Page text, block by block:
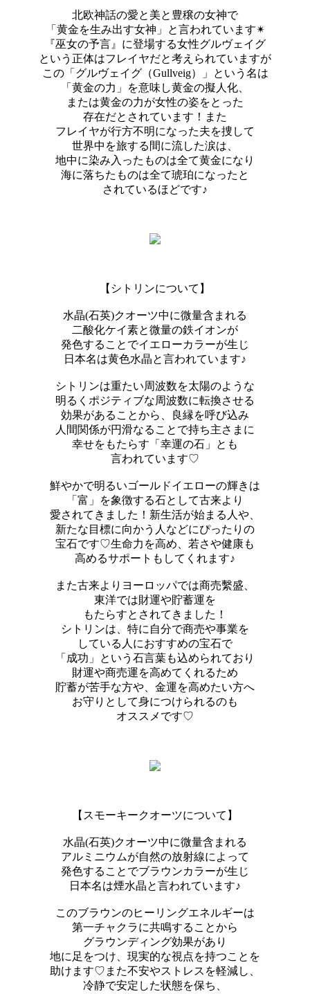
北欧神話の愛と美と豊穣の女神で
「黄金を生み出す女神」と言われています✴︎
『巫女の予言』に登場する女性グルヴェイグ
という正体はフレイヤだと考えられていますが
この「グルヴェイグ（Gullveig）」という名は
「黄金の力」を意味し黄金の擬人化、
または黄金の力が女性の姿をとった
存在だとされています！また
フレイヤが行方不明になった夫を捜して
世界中を旅する間に流した涙は、
地中に染み入ったものは全て黄金になり
海に落ちたものは全て琥珀になったと
されているほどです♪
【シトリンについて】
水晶(石英)クオーツ中に微量含まれる
二酸化ケイ素と微量の鉄イオンが
発色することでイエローカラーが生じ
日本名は黄色水晶と言われています♪
シトリンは重たい周波数を太陽のような
明るくポジティブな周波数に転換させる
効果があることから、良縁を呼び込み
人間関係が円滑なることで持ち主さまに
幸せをもたらす「幸運の石」とも
言われています♡
鮮やかで明るいゴールドイエローの輝きは
「富」を象徴する石として古来より
愛されてきました！新生活が始まる人や、
新たな目標に向かう人などにぴったりの
宝石です♡生命力を高め、若さや健康も
高めるサポートもしてくれます♪
また古来よりヨーロッパでは商売繫盛、
東洋では財運や貯蓄運を
もたらすとされてきました！
シトリンは、特に自分で商売や事業を
している人におすすめの宝石で
「成功」という石言葉も込められており
財運や商売運を高めてくれるため
貯蓄が苦手な方や、金運を高めたい方へ
お守りとして身につけられるのも
オススメです♡
【スモーキークオーツについて】
水晶(石英)クオーツ中に微量含まれる
アルミニウムが自然の放射線によって
発色することでブラウンカラーが生じ
日本名は煙水晶と言われています♪
このブラウンのヒーリングエネルギーは
第一チャクラに共鳴することから
グラウンディング効果があり
地に足をつけ、現実的な視点を持つことを
助けます♡また不安やストレスを軽減し、
冷静で安定した状態を保ち、